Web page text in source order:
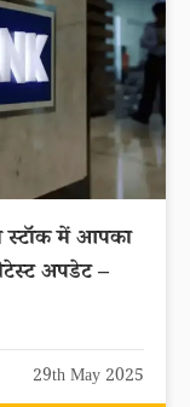
स्टॉक में आपका
अपडेट –
29th May 2025